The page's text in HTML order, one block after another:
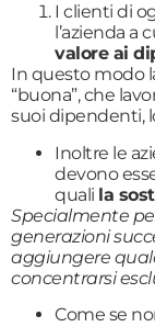
I clienti di
l’azienda a
valore ai
In questo modo
“buona”, che
suoi dipendenti,
Inoltre le
devono
quali la
Specialmente
generazioni
aggiungere
concentrarsi
Come se